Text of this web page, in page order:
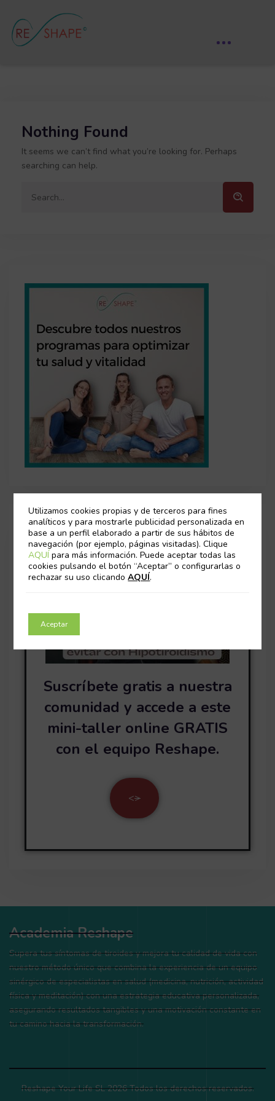
Nothing Found
It seems we can’t find what you’re looking for. Perhaps
searching can help.
Suscríbete gratis a nuestra
comunidad y accede a este
mini-taller online GRATIS
con el equipo Reshape.
<>
Academia Reshape
Supera tus síntomas de tiroides y mejora tu calidad de vida con
nuestro método único que combina la experiencia de un equipo
sinérgico de especialistas en salud (medicina, nutrición, actividad
física y meditación) con una estrategia educativa personalizada,
asegurando resultados tangibles y una motivación constante en
tu camino hacia la transformación.
Reshape Your Life SL 2026 Todos los derechos reservados.
Utilizamos cookies propias y de terceros para fines
analíticos y para mostrarle publicidad personalizada en
base a un perfil elaborado a partir de sus hábitos de
navegación (por ejemplo, páginas visitadas). Clique
AQUÍpara más información. Puede aceptar todas las
cookies pulsando el botón “Aceptar” o configurarlas o
rechazar su uso clicandoAQUÍ.
Aceptar